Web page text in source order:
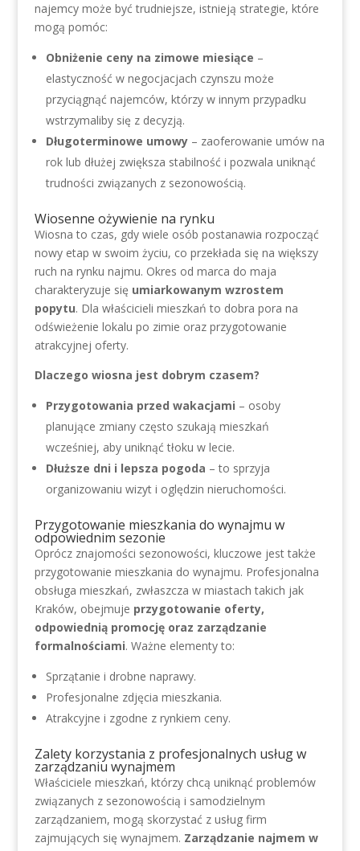
najemcy może być trudniejsze, istnieją strategie, które
mogą pomóc:
Obniżenie ceny na zimowe miesiące –
elastyczność w negocjacjach czynszu może
przyciągnąć najemców, którzy w innym przypadku
wstrzymaliby się z decyzją.
Długoterminowe umowy– zaoferowanie umów na
rok lub dłużej zwiększa stabilność i pozwala uniknąć
trudności związanych z sezonowością.
Wiosenne ożywienie na rynku
Wiosna to czas, gdy wiele osób postanawia rozpocząć
nowy etap w swoim życiu, co przekłada się na większy
ruch na rynku najmu. Okres od marca do maja
charakteryzuje się umiarkowanym wzrostem
popytu. Dla właścicieli mieszkań to dobra pora na
odświeżenie lokalu po zimie oraz przygotowanie
atrakcyjnej oferty.
Dlaczego wiosna jest dobrym czasem?
Przygotowania przed wakacjami – osoby
planujące zmiany często szukają mieszkań
wcześniej, aby uniknąć tłoku w lecie.
Dłuższe dni i lepsza pogoda – to sprzyja
organizowaniu wizyt i oględzin nieruchomości.
Przygotowanie mieszkania do wynajmu w
odpowiednim sezonie
Oprócz znajomości sezonowości, kluczowe jest także
przygotowanie mieszkania do wynajmu. Profesjonalna
obsługa mieszkań, zwłaszcza w miastach takich jak
Kraków, obejmuje przygotowanie oferty,
odpowiednią promocję oraz zarządzanie
formalnościami. Ważne elementy to:
Sprzątanie i drobne naprawy.
Profesjonalne zdjęcia mieszkania.
Atrakcyjne i zgodne z rynkiem ceny.
Zalety korzystania z profesjonalnych usług w
zarządzaniu wynajmem
Właściciele mieszkań, którzy chcą uniknąć problemów
związanych z sezonowością i samodzielnym
zarządzaniem, mogą skorzystać z usług firm
zajmujących się wynajmem. Zarządzanie najmem w